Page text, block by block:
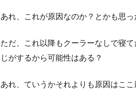
あれ、これが原因なのか？とかも思
ただ、これ以降もクーラーなしで寝
じがするから可能性はある？
あれ、ていうかそれよりも原因はこ